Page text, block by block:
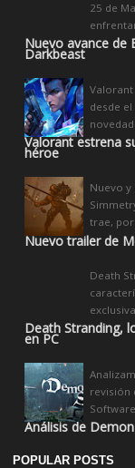
Nuevo avance de
Darkbeast
25 de
Valorant estrena
héroe
Valorant
desde
Nuevo trailer de
Nuevo y
trae, por
Death Stranding,
en PC
Death
Análisis de
revisión
POPULAR POSTS